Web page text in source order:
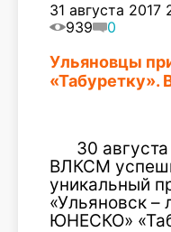
31 августа 2017
939
0
Ульяновцы
«Табуретку».
30
ВЛКСМ
уникальный
«Ульяновск –
ЮНЕСКО»